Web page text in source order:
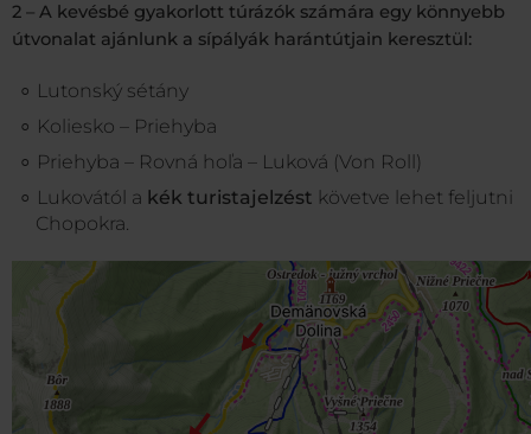
2 – A kevésbé gyakorlott túrázók számára egy könnyebb
útvonalat ajánlunk a sípályák harántútjain keresztül:
Lutonský sétány
Koliesko – Priehyba
Priehyba – Rovná hoľa – Luková (Von Roll)
Lukovától a kék turistajelzést követve lehet feljutni
Chopokra.